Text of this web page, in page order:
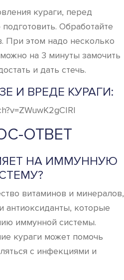
кураги, перед
Обработайте
При этом надо несколько
на 3 минуты замочить
и дать стечь.
И ВРЕДЕ КУРАГИ:
ОТВЕТ
НА ИММУННУЮ
витаминов и минералов,
антиоксиданты, которые
иммунной системы.
кураги может помочь
с инфекциями и